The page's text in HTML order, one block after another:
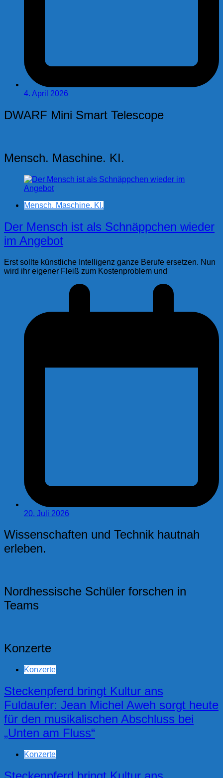
4. April 2026
DWARF Mini Smart Telescope
Mensch. Maschine. KI.
Mensch. Maschine. KI.
Der Mensch ist als Schnäppchen wieder
im Angebot
Erst sollte künstliche Intelligenz ganze Berufe ersetzen. Nun
wird ihr eigener Fleiß zum Kostenproblem und
20. Juli 2026
Wissenschaften und Technik hautnah
erleben.
Nordhessische Schüler forschen in
Teams
Konzerte
Konzerte
Steckenpferd bringt Kultur ans
Fuldaufer: Jean Michel Aweh sorgt heute
für den musikalischen Abschluss bei
„Unten am Fluss“
Konzerte